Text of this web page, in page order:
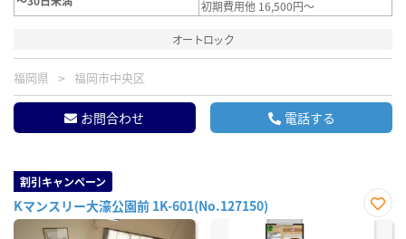
初期費用他 16,500円～
オートロック
福岡県 福岡市中央区
お問合わせ 電話する
割引キャンペーン
Kマンスリー大濠公園前 1K-601(No.127150)
お気